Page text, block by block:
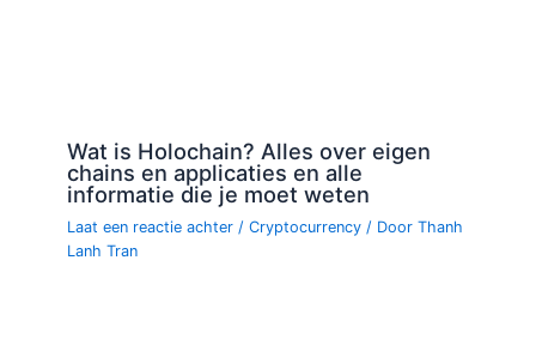
Wat is Holochain? Alles over eigen
chains en applicaties en alle
informatie die je moet weten
Laat een reactie achter /Cryptocurrency / DoorThanh
Lanh Tran